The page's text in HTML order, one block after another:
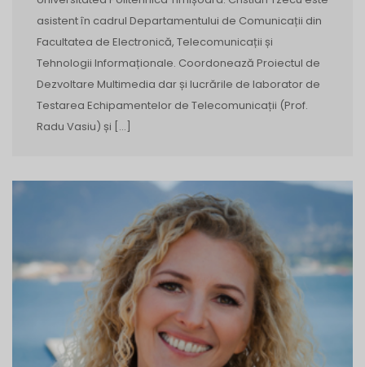
asistent în cadrul Departamentului de Comunicații din
Facultatea de Electronică, Telecomunicații și
Tehnologii Informaționale. Coordonează Proiectul de
Dezvoltare Multimedia dar și lucrările de laborator de
Testarea Echipamentelor de Telecomunicații (Prof.
Radu Vasiu) și […]